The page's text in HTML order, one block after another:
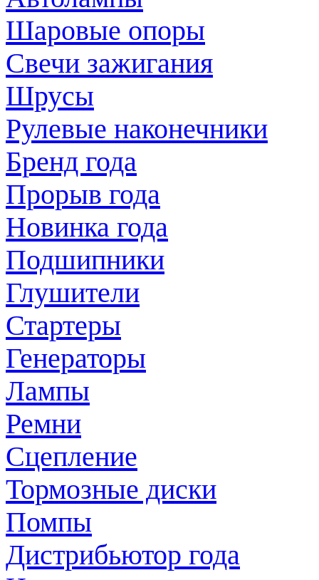
Шаровые опоры
Свечи зажигания
Шрусы
Рулевые наконечники
Бренд года
Прорыв года
Новинка года
Подшипники
Глушители
Стартеры
Генераторы
Лампы
Ремни
Сцепление
Тормозные диски
Помпы
Дистрибьютор года